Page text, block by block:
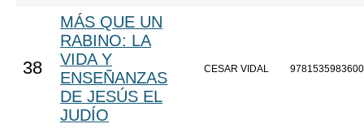
38
MÁS QUE UN
RABINO: LA
VIDA Y
ENSEÑANZAS
DE JESÚS EL
JUDÍO
CESAR VIDAL 9781535983600